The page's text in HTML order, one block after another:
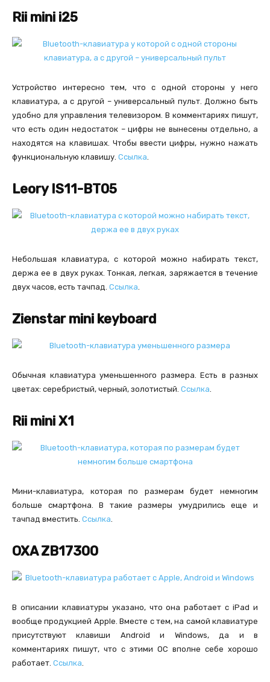
Rii mini i25
Устройство интересно тем, что с одной стороны у него
клавиатура, а с другой – универсальный пульт. Должно быть
удобно для управления телевизором. В комментариях пишут,
что есть один недостаток – цифры не вынесены отдельно, а
находятся на клавишах. Чтобы ввести цифры, нужно нажать
функциональную клавишу. Ссылка.
Leory IS11-BT05
Небольшая клавиатура, с которой можно набирать текст,
держа ее в двух руках. Тонкая, легкая, заряжается в течение
двух часов, есть тачпад. Ссылка.
Zienstar mini keyboard
Обычная клавиатура уменьшенного размера. Есть в разных
цветах: серебристый, черный, золотистый. Ссылка.
Rii mini X1
Мини-клавиатура, которая по размерам будет немногим
больше смартфона. В такие размеры умудрились еще и
тачпад вместить. Ссылка.
OXA ZB17300
В описании клавиатуры указано, что она работает с iPad и
вообще продукцией Apple. Вместе с тем, на самой клавиатуре
присутствуют клавиши Android и Windows, да и в
комментариях пишут, что с этими ОС вполне себе хорошо
работает. Ссылка.